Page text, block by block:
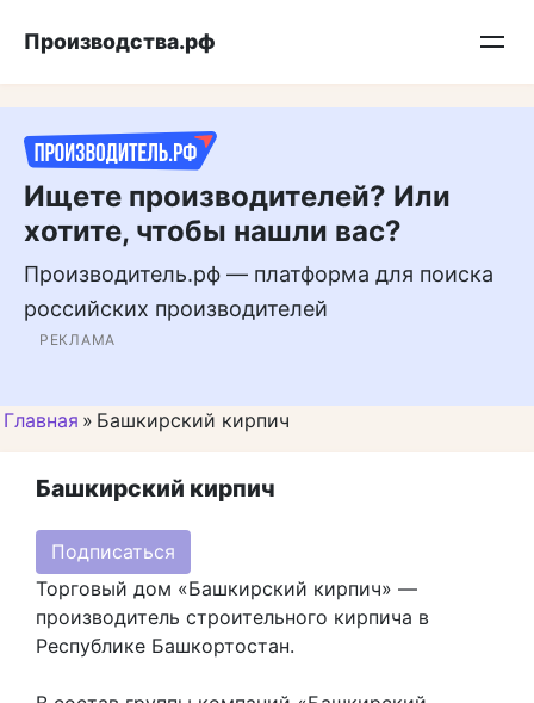
Подписывайтесь на нас в MAX
Производства.рф
Ищете производителей? Или
хотите, чтобы нашли вас?
Производитель.рф — платформа для поиска
российских производителей
РЕКЛАМА
Главная » Башкирский кирпич
Башкирский кирпич
Подписаться
Торговый дом «Башкирский кирпич» —
производитель строительного кирпича в
Республике Башкортостан.